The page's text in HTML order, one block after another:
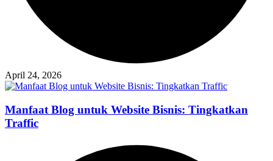
April 24, 2026
Manfaat Blog untuk Website Bisnis: Tingkatkan
Traffic